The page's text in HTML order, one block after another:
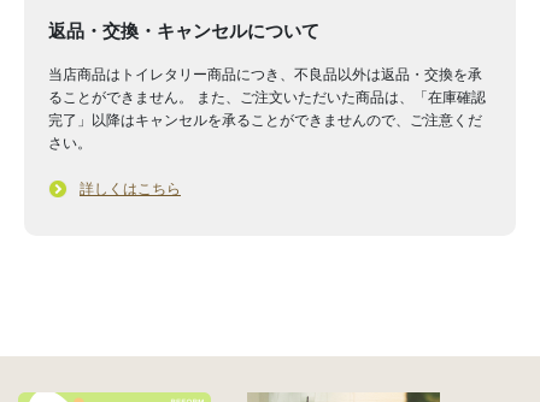
返品・交換・キャンセルについて
当店商品はトイレタリー商品につき、不良品以外は返品・交換を承
ることができません。 また、ご注文いただいた商品は、「在庫確認
完了」以降はキャンセルを承ることができませんので、ご注意くだ
さい。
詳しくはこちら